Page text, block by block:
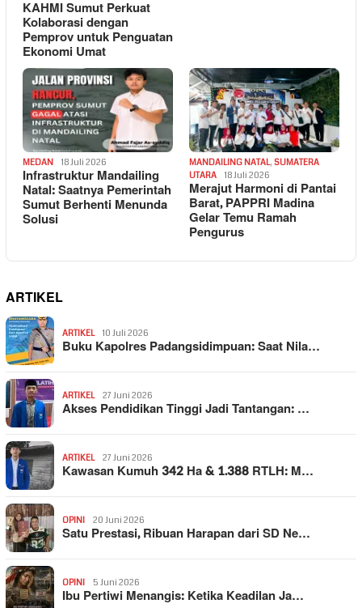
KAHMI Sumut Perkuat
Kolaborasi dengan
Pemprov untuk Penguatan
Ekonomi Umat
MEDAN 18 Juli 2026
Infrastruktur Mandailing
Natal: Saatnya Pemerintah
Sumut Berhenti Menunda
Solusi
MANDAILING NATAL, SUMATERA
UTARA
18 Juli 2026
Merajut Harmoni di Pantai
Barat, PAPPRI Madina
Gelar Temu Ramah
Pengurus
ARTIKEL
ARTIKEL 10 Juli 2026
Buku Kapolres Padangsidimpuan: Saat Nila…
ARTIKEL 27 Juni 2026
Akses Pendidikan Tinggi Jadi Tantangan: …
ARTIKEL 27 Juni 2026
Kawasan Kumuh 342 Ha & 1.388 RTLH: M…
OPINI 20 Juni 2026
Satu Prestasi, Ribuan Harapan dari SD Ne…
OPINI 5 Juni 2026
Ibu Pertiwi Menangis: Ketika Keadilan Ja…